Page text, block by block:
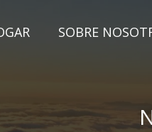
SOBRE